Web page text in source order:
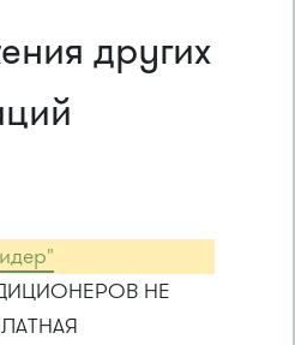
других
НЕ